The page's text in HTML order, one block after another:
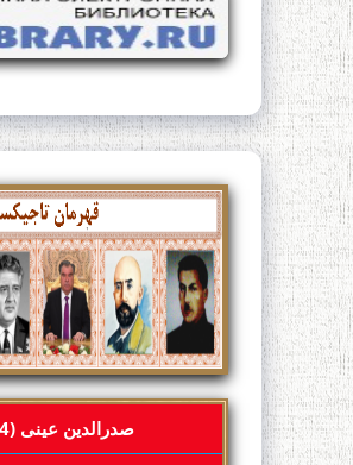
АСРИ
XX)
УЛ
ЛУҒОТ
ЛУҒАТИ
ТАФСИРИИ
КАЛИМАҲОИ
صدرالدین عینی (1954-1878)